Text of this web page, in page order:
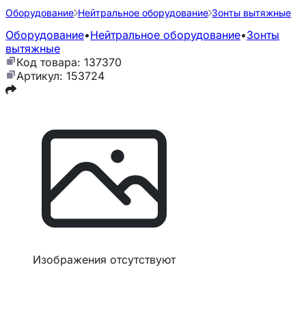
Оборудование Нейтральное оборудование Зонты вытяжные
Оборудование•Нейтральное оборудование•Зонты
вытяжные
Код товара: 137370
Артикул: 153724
Изображения отсутствуют